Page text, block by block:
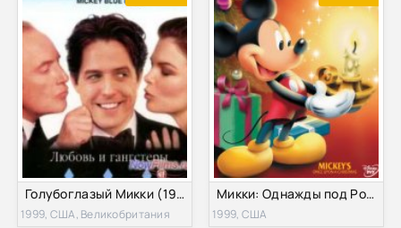
Голубоглазый Микки (1999)
1999, США, Великобритания
Микки: Однажды под Рождество (1999)
1999, США